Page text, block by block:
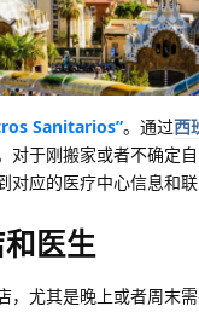
Sanitarios”。通过西
对于刚搬家或者不确定
应的医疗中心信息和联
医生
，尤其是晚上或者周末